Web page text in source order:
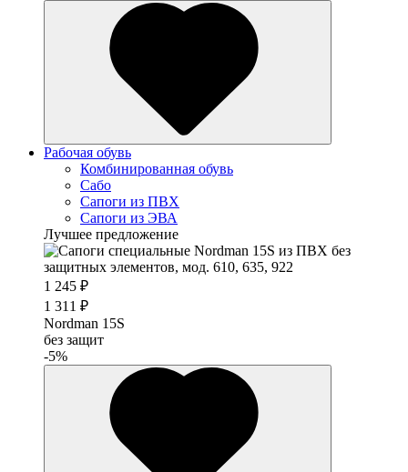
Рабочая обувь
Комбинированная обувь
Сабо
Сапоги из ПВХ
Сапоги из ЭВА
Лучшее предложение
1 245 ₽
1 311 ₽
Nordman 15S
без защит
-5%